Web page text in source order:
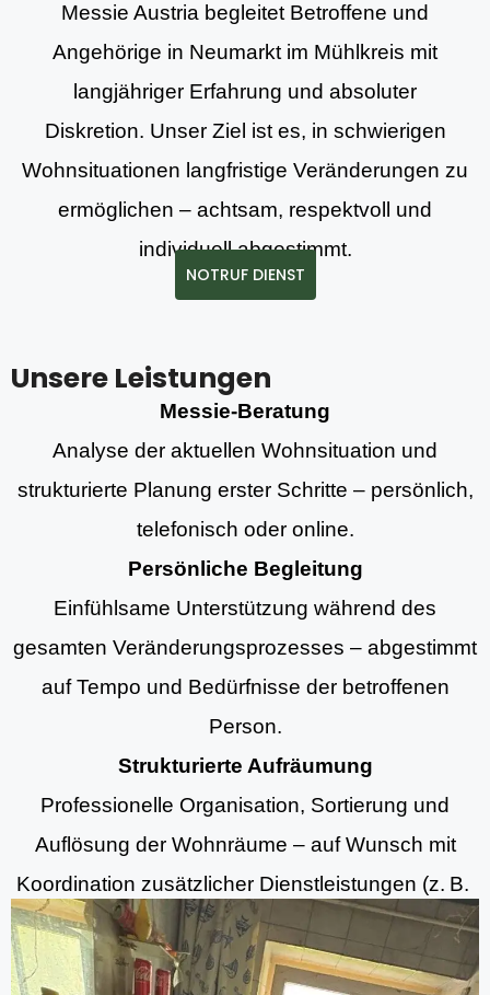
Messie Austria begleitet Betroffene und
Angehörige in Neumarkt im Mühlkreis mit
langjähriger Erfahrung und absoluter
Diskretion. Unser Ziel ist es, in schwierigen
Wohnsituationen langfristige Veränderungen zu
ermöglichen – achtsam, respektvoll und
individuell abgestimmt.
NOTRUF DIENST
Unsere Leistungen
Messie-Beratung
Analyse der aktuellen Wohnsituation und
strukturierte Planung erster Schritte – persönlich,
telefonisch oder online.
Persönliche Begleitung
Einfühlsame Unterstützung während des
gesamten Veränderungsprozesses – abgestimmt
auf Tempo und Bedürfnisse der betroffenen
Person.
Strukturierte Aufräumung
Professionelle Organisation, Sortierung und
Auflösung der Wohnräume – auf Wunsch mit
Koordination zusätzlicher Dienstleistungen (z. B.
Aufräumung, Entrümpelungsdiensten und
Grundreinigung).